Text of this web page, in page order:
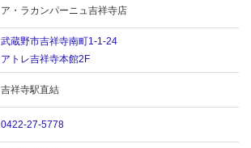
ア・ラカンパーニュ吉祥寺店
武蔵野市吉祥寺南町1-1-24
アトレ吉祥寺本館2F
吉祥寺駅直結
0422-27-5778